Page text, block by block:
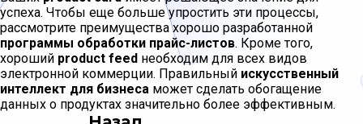
успеха. Чтобы еще больше упростить эти процессы,
рассмотрите преимущества хорошо разработанной
программы обработки прайс-листов. Кроме того,
хороший product feed необходим для всех видов
электронной коммерции. Правильный искусственный
интеллект для бизнеса может сделать обогащение
данных о продуктах значительно более эффективным.